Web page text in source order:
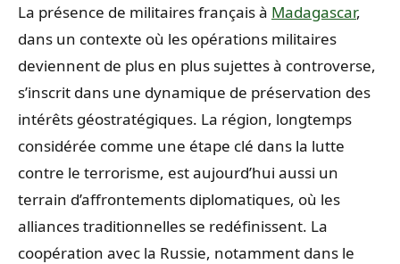
La présence de militaires français à Madagascar,
dans un contexte où les opérations militaires
deviennent de plus en plus sujettes à controverse,
s’inscrit dans une dynamique de préservation des
intérêts géostratégiques. La région, longtemps
considérée comme une étape clé dans la lutte
contre le terrorisme, est aujourd’hui aussi un
terrain d’affrontements diplomatiques, où les
alliances traditionnelles se redéfinissent. La
coopération avec la Russie, notamment dans le